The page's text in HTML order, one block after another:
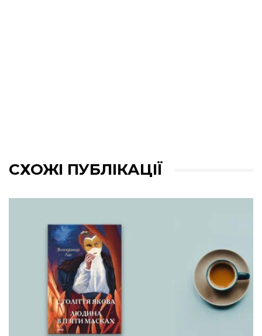
СХОЖІ ПУБЛІКАЦІЇ